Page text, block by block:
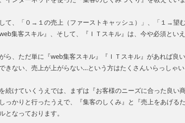
て、「０→１の売上（ファーストキャッシュ）」、「１→望
集客スキル』、そして、『ＩＴスキル』は、今や必須といえ
ら、ただ単に『web集客スキル』『ＩＴスキル』があれば良
きない、売上が上がらない…という方はたくさんいらっしゃい
続けていくうえでは、まずは『お客様のニーズに合った良い
っかりと行ったうえで、『集客のしくみ』と『売上をあげる
となっております。